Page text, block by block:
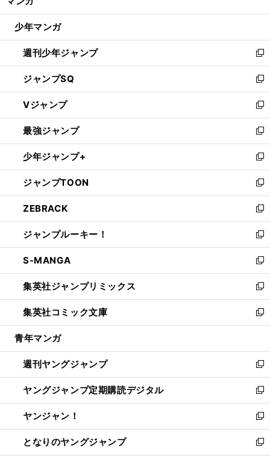
ウ
開
く
少年マンガ
週刊少年ジャンプ
新
し
い
ウ
ィ
ン
ド
ウ
で
開
く
ジャンプSQ
新
し
い
ウ
ィ
ン
ド
ウ
で
開
く
Vジャンプ
新
し
い
ウ
ィ
ン
ド
ウ
で
開
く
最強ジャンプ
新
し
い
ウ
ィ
ン
ド
ウ
で
開
く
少年ジャンプ+
新
し
い
ウ
ィ
ン
ド
ウ
で
開
く
ジャンプTOON
新
し
い
ウ
ィ
ン
ド
ウ
で
開
く
ZEBRACK
新
し
い
ウ
ィ
ン
ド
ウ
で
開
ジャンプルーキー！
新
し
い
ウ
ィ
ン
ド
ウ
開
く
S-MANGA
新
し
い
ウ
ィ
ン
ウ
で
開
く
集英社ジャンプリミックス
新
し
い
ウ
ン
ド
ウ
で
開
く
集英社コミック文庫
新
し
ウ
ィ
ン
ド
ウ
で
開
く
青年マンガ
週刊ヤングジャンプ
新
し
い
ウ
ィ
ン
ド
ヤングジャンプ定期購読デジタル
新
し
い
ウ
ィ
ヤンジャン！
新
し
い
となりのヤングジャンプ
新